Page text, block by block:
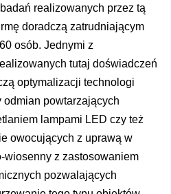
realizowanych przez tą
doradczą zatrudniającym
osób. Jednymi z
tutaj doświadczeń
optymalizacji technologi
powtarzających
lampami LED czy też
owocujących z uprawą w
z zastosowaniem
pozwalających